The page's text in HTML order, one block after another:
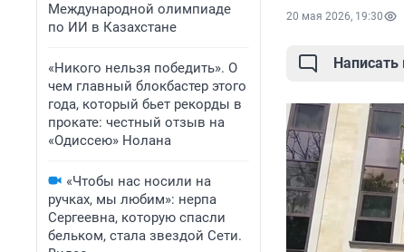
Международной олимпиаде
по ИИ в Казахстане
«Никого нельзя победить». О
чем главный блокбастер этого
года, который бьет рекорды в
прокате: честный отзыв на
«Одиссею» Нолана
«Чтобы нас носили на
ручках, мы любим»: нерпа
Сергеевна, которую спасли
бельком, стала звездой Сети.
20 мая 2026, 19:30